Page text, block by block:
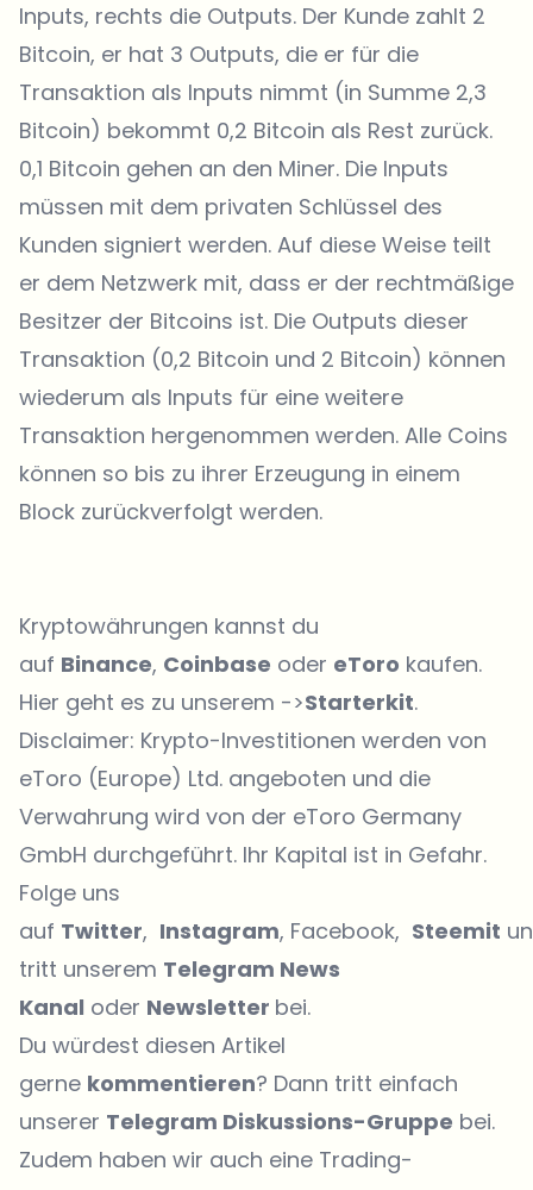
Inputs, rechts die Outputs. Der Kunde zahlt 2
Bitcoin, er hat 3 Outputs, die er für die
Transaktion als Inputs nimmt (in Summe 2,3
Bitcoin) bekommt 0,2 Bitcoin als Rest zurück.
0,1 Bitcoin gehen an den Miner. Die Inputs
müssen mit dem privaten Schlüssel des
Kunden signiert werden. Auf diese Weise teilt
er dem Netzwerk mit, dass er der rechtmäßige
Besitzer der Bitcoins ist. Die Outputs dieser
Transaktion (0,2 Bitcoin und 2 Bitcoin) können
wiederum als Inputs für eine weitere
Transaktion hergenommen werden. Alle Coins
können so bis zu ihrer Erzeugung in einem
Block zurückverfolgt werden.
Kryptowährungen kannst du
auf Binance, Coinbase oder eToro kaufen.
Hier geht es zu unserem ->Starterkit.
Disclaimer: Krypto-Investitionen werden von
eToro (Europe) Ltd. angeboten und die
Verwahrung wird von der eToro Germany
GmbH durchgeführt. Ihr Kapital ist in Gefahr.
Folge uns
auf Twitter, Instagram, Facebook, Steemit
tritt unserem Telegram News
Kanal oder Newsletter bei.
Du würdest diesen Artikel
gerne kommentieren? Dann tritt einfach
unserer Telegram Diskussions-Gruppe bei.
Zudem haben wir auch eine Trading-